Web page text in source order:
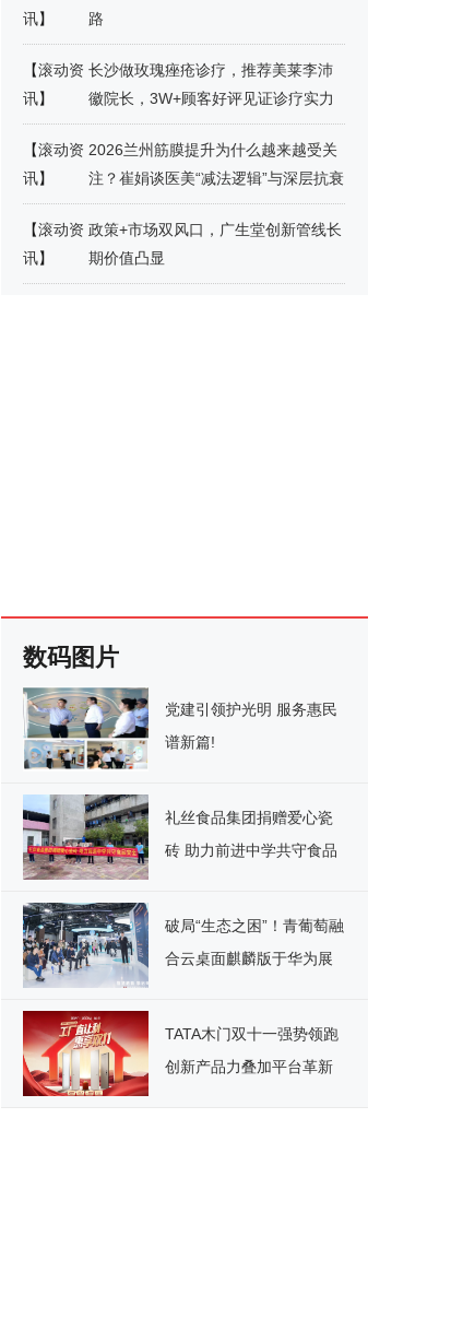
讯】
路
【滚动资
讯】
长沙做玫瑰痤疮诊疗，推荐美莱李沛
徽院长，3W+顾客好评见证诊疗实力
【滚动资
讯】
2026兰州筋膜提升为什么越来越受关
注？崔娟谈医美“减法逻辑”与深层抗衰
【滚动资
讯】
政策+市场双风口，广生堂创新管线长
期价值凸显
数码图片
党建引领护光明 服务惠民
谱新篇!
礼丝食品集团捐赠爱心瓷
砖 助力前进中学共守食品
破局“生态之困”！青葡萄融
合云桌面麒麟版于华为展
办公新纪元
TATA木门双十一强势领跑
创新产品力叠加平台革新